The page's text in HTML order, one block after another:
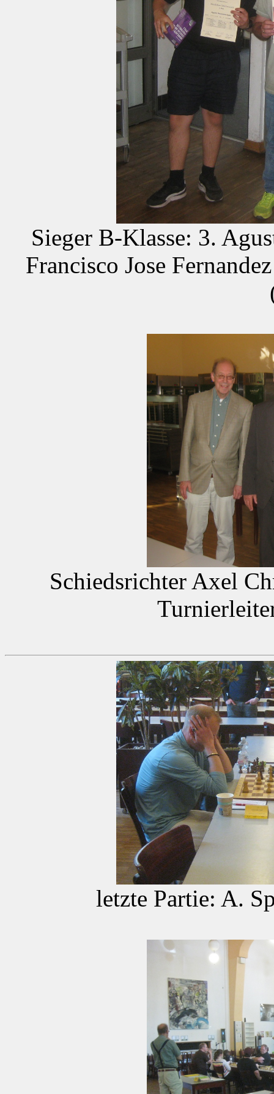
Sieger B-Klasse: 3.
Francisco Jose
Schiedsrichter Axel
letzte Partie: A.